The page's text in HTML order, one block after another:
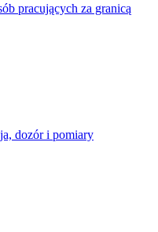
pracujących za granicą
dozór i pomiary